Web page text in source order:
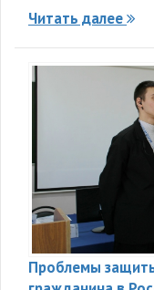
Читать далее
Проблемы